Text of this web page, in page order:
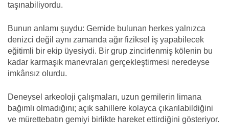
taşınabiliyordu.
Bunun anlamı şuydu: Gemide bulunan herkes yalnızca
denizci değil aynı zamanda ağır fiziksel iş yapabilecek
eğitimli bir ekip üyesiydi. Bir grup zincirlenmiş kölenin bu
kadar karmaşık manevraları gerçekleştirmesi neredeyse
imkânsız olurdu.
Deneysel arkeoloji çalışmaları, uzun gemilerin limana
bağımlı olmadığını; açık sahillere kolayca çıkarılabildiğini
ve mürettebatın gemiyi birlikte hareket ettirdiğini gösteriyor.